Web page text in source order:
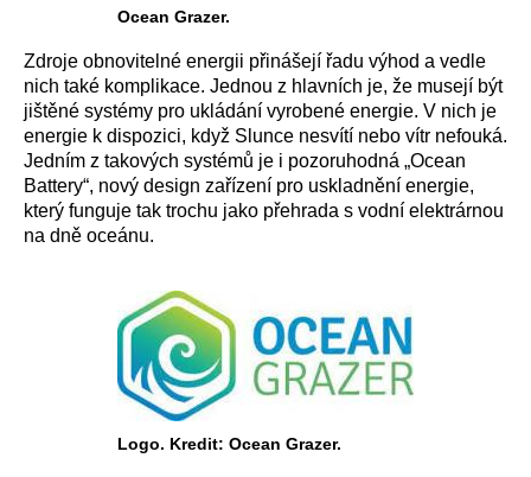
Ocean Grazer.
Zdroje obnovitelné energii přinášejí řadu výhod a vedle
nich také komplikace. Jednou z hlavních je, že musejí být
jištěné systémy pro ukládání vyrobené energie. V nich je
energie k dispozici, když Slunce nesvítí nebo vítr nefouká.
Jedním z takových systémů je i pozoruhodná „Ocean
Battery“, nový design zařízení pro uskladnění energie,
který funguje tak trochu jako přehrada s vodní elektrárnou
na dně oceánu.
Logo. Kredit: Ocean Grazer.